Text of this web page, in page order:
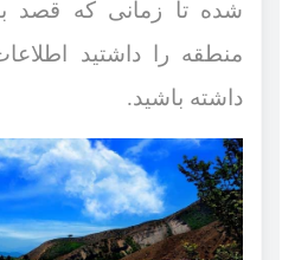
شده تا زمانی که قصد
منطقه را داشتید
داشته باشید.